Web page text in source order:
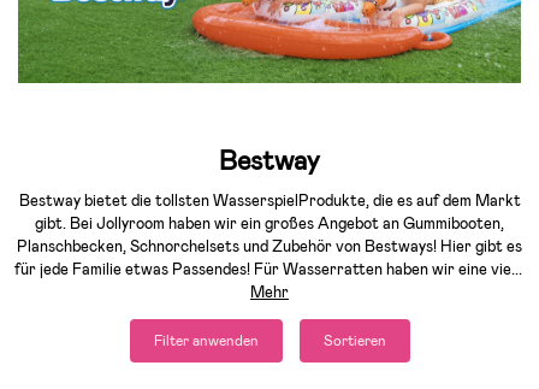
Bestway
Bestway bietet die tollsten WasserspielProdukte, die es auf dem Markt
gibt. Bei Jollyroom haben wir ein großes Angebot an Gummibooten,
Planschbecken, Schnorchelsets und Zubehör von Bestways! Hier gibt es
für jede Familie etwas Passendes! Für Wasserratten haben wir eine vie...
Mehr
Filter anwenden Sortieren